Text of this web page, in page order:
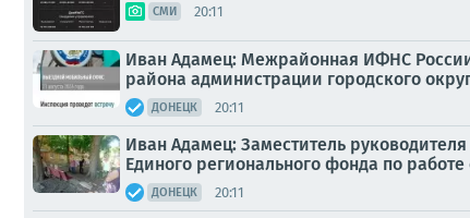
СМИ 20:11
Иван Адамец: Межрайонная ИФНС
района администрации городского
ДОНЕЦК 20:11
Иван Адамец: Заместитель
Единого регионального фонда по
ДОНЕЦК 20:11